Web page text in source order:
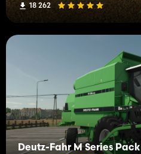
18 262
Deutz-Fahr M Series Pack